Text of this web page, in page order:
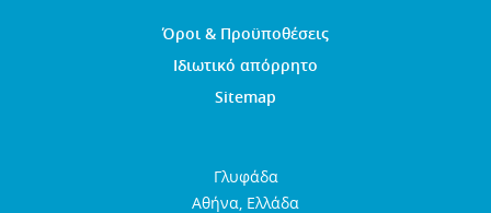
Όροι & Προϋποθέσεις
Ιδιωτικό απόρρητο
Sitemap
Γλυφάδα
Αθήνα, Ελλάδα